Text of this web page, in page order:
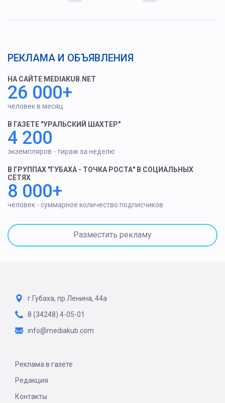
РЕКЛАМА И ОБЪЯВЛЕНИЯ
НА САЙТЕ MEDIAKUB.NET
26 000+
человек в месяц
В ГАЗЕТЕ "УРАЛЬСКИЙ ШАХТЕР"
4 200
экземпляров - тираж за неделю
В ГРУППАХ "ГУБАХА - ТОЧКА РОСТА" В СОЦИАЛЬНЫХ
СЕТЯХ
8 000+
человек - суммарное количество подписчиков
Разместить рекламу
г.Губаха, пр.Ленина, 44а
8 (34248) 4-05-01
info@mediakub.com
Реклама в газете
Редакция
Контакты